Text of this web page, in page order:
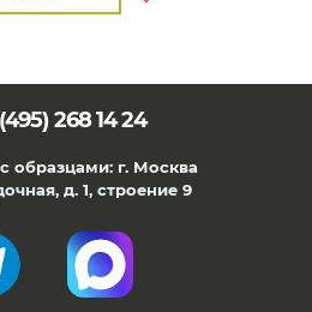
268 14 24
образцами: г. Москва
д. 1, строение 9